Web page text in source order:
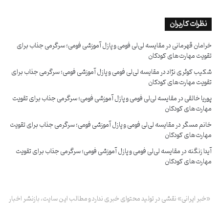
نظرات کاربران
خرامان قهرمانیدرمقایسه لی‌لی فومی و پازل آموزشی فومی؛ سرگرمی جذاب برای
تقویت مهارت‌های کودکان
شکیب کوثری نژاددرمقایسه لی‌لی فومی و پازل آموزشی فومی؛ سرگرمی جذاب برای
تقویت مهارت‌های کودکان
پوریا خالقیدرمقایسه لی‌لی فومی و پازل آموزشی فومی؛ سرگرمی جذاب برای تقویت
مهارت‌های کودکان
خانم مسگردرمقایسه لی‌لی فومی و پازل آموزشی فومی؛ سرگرمی جذاب برای تقویت
مهارت‌های کودکان
آیدا زنگنهدرمقایسه لی‌لی فومی و پازل آموزشی فومی؛ سرگرمی جذاب برای تقویت
مهارت‌های کودکان
«خبر ایرانی» نقشی در تولید محتوای خبری ندارد و مطالب این سایت، بازنشر اخبار